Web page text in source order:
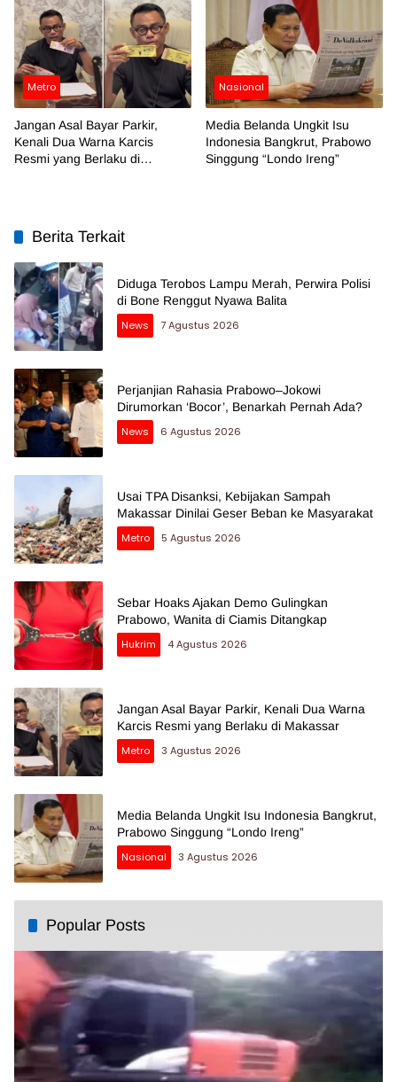
Metro
Jangan Asal Bayar Parkir,
Kenali Dua Warna Karcis
Resmi yang Berlaku di
Nasional
Media Belanda Ungkit Isu
Indonesia Bangkrut, Prabowo
Singgung “Londo Ireng”
Berita Terkait
Diduga Terobos Lampu Merah, Perwira Polisi
di Bone Renggut Nyawa Balita
News
7 Agustus 2026
Perjanjian Rahasia Prabowo–Jokowi
Dirumorkan ‘Bocor’, Benarkah Pernah Ada?
News
6 Agustus 2026
Usai TPA Disanksi, Kebijakan Sampah
Makassar Dinilai Geser Beban ke Masyarakat
Metro
5 Agustus 2026
Sebar Hoaks Ajakan Demo Gulingkan
Prabowo, Wanita di Ciamis Ditangkap
Hukrim
4 Agustus 2026
Jangan Asal Bayar Parkir, Kenali Dua Warna
Karcis Resmi yang Berlaku di Makassar
Metro
3 Agustus 2026
Media Belanda Ungkit Isu Indonesia Bangkrut,
Prabowo Singgung “Londo Ireng”
Nasional
3 Agustus 2026
Popular Posts